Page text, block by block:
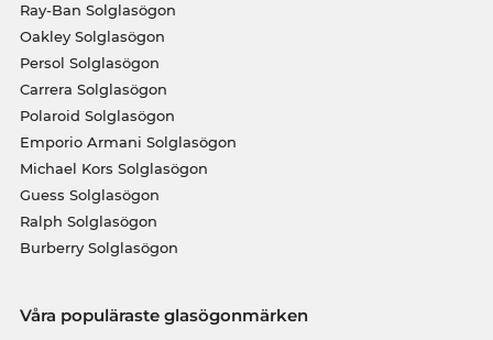
Ray-Ban Solglasögon
Oakley Solglasögon
Persol Solglasögon
Carrera Solglasögon
Polaroid Solglasögon
Emporio Armani Solglasögon
Michael Kors Solglasögon
Guess Solglasögon
Ralph Solglasögon
Burberry Solglasögon
Våra populäraste glasögonmärken